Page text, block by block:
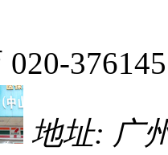
020-
地址: 广